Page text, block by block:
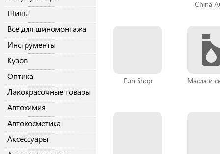
Шины
Все для шиномонтажа
Инструменты
Кузов
Оптика
Лакокрасочные товары
Автохимия
Автокосметика
Аксессуары
China
Fun Shop Масла и